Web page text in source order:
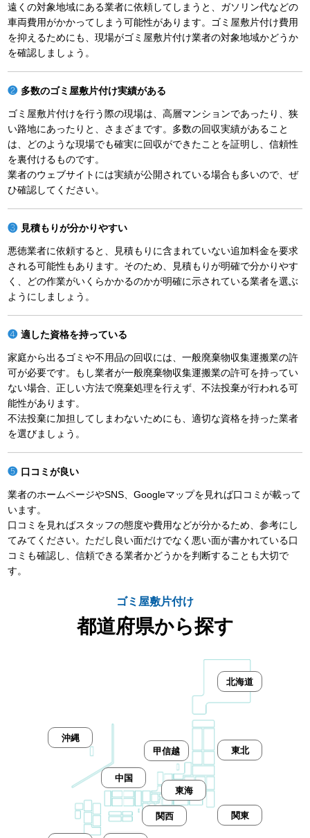
遠くの対象地域にある業者に依頼してしまうと、ガソリン代などの
車両費用がかかってしまう可能性があります。ゴミ屋敷片付け費用
を抑えるためにも、現場がゴミ屋敷片付け業者の対象地域かどうか
を確認しましょう。
多数のゴミ屋敷片付け実績がある
ゴミ屋敷片付けを行う際の現場は、高層マンションであったり、狭
い路地にあったりと、さまざまです。多数の回収実績があること
は、どのような現場でも確実に回収ができたことを証明し、信頼性
を裏付けるものです。
業者のウェブサイトには実績が公開されている場合も多いので、ぜ
ひ確認してください。
見積もりが分かりやすい
悪徳業者に依頼すると、見積もりに含まれていない追加料金を要求
される可能性もあります。そのため、見積もりが明確で分かりやす
く、どの作業がいくらかかるのかが明確に示されている業者を選ぶ
ようにしましょう。
適した資格を持っている
家庭から出るゴミや不用品の回収には、一般廃棄物収集運搬業の許
可が必要です。もし業者が一般廃棄物収集運搬業の許可を持ってい
ない場合、正しい方法で廃棄処理を行えず、不法投棄が行われる可
能性があります。
不法投棄に加担してしまわないためにも、適切な資格を持った業者
を選びましょう。
口コミが良い
業者のホームページやSNS、Googleマップを見れば口コミが載って
います。
口コミを見ればスタッフの態度や費用などが分かるため、参考にし
てみてください。ただし良い面だけでなく悪い面が書かれている口
コミも確認し、信頼できる業者かどうかを判断することも大切で
す。
ゴミ屋敷片付け
都道府県から探す
北海道
東北
甲信越
東海
関東
関西
中国
沖縄